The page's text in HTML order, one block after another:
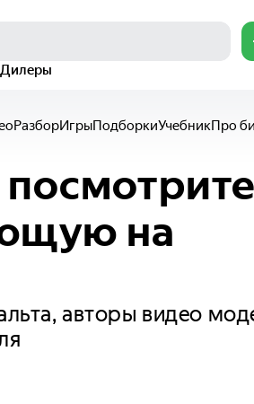
Дилеры
РазборИгрыПодборкиУчебникПро
на
авторы видео